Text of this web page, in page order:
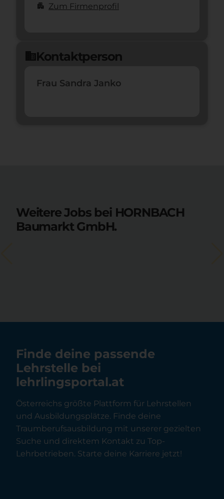
apartment Zum Firmenprofil
domainKontaktperson
Frau Sandra Janko
Weitere Jobs bei HORNBACH
Baumarkt GmbH.
Finde deine passende
Lehrstelle bei
lehrlingsportal.at
Österreichs größte Plattform für Lehrstellen
und Ausbildungsplätze. Finde deine
Traumberufsausbildung mit unserer gezielten
Suche und direktem Kontakt zu Top-
Lehrbetrieben. Starte deine Karriere jetzt!